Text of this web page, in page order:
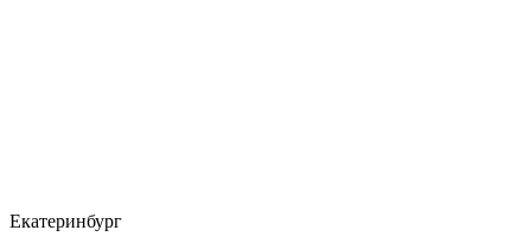
Екатеринбург